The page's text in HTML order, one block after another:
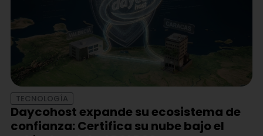
TECNOLOGÍA
Daycohost expande su ecosistema de
confianza: Certifica su nube bajo el